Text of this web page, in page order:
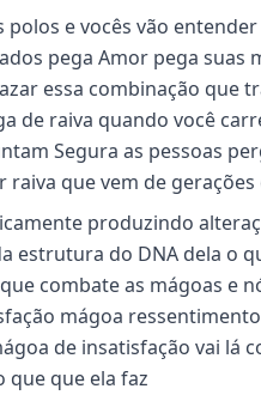
polos e vocês vão
pega Amor pega suas
essa combinação que
de raiva quando você
Segura as pessoas
raiva que vem de
produzindo
estrutura do DNA dela o
combate as mágoas e
mágoa
de insatisfação vai lá
que que ela faz